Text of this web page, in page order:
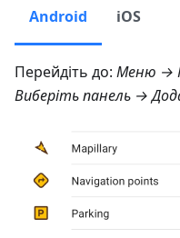
Android iOS
Перейдіть до: Меню →
Виберіть панель →